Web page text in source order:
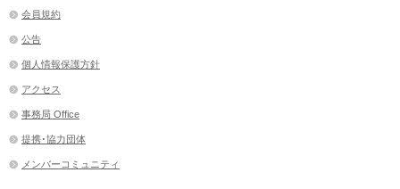
会員規約
公告
個人情報保護方針
アクセス
事務局 Office
提携･協力団体
メンバーコミュニティ